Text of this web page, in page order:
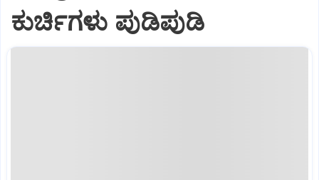
ಕುರ್ಚಿಗಳು ಪುಡಿಪುಡಿ